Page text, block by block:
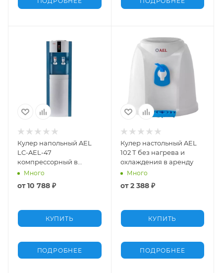
Кулер напольный AEL
LC-AEL-47
компрессорный в
аренду
Много
от10 788 ₽
КУПИТЬ
ПОДРОБНЕЕ
Кулер настольный AEL
102 Т без нагрева и
охлаждения в аренду
Много
от2 388 ₽
КУПИТЬ
ПОДРОБНЕЕ